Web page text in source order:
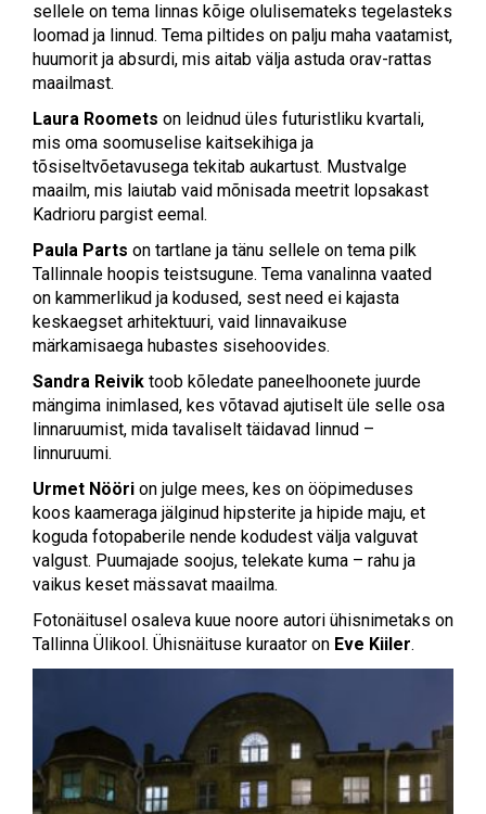
sellele on tema linnas kõige olulisemateks tegelasteks
loomad ja linnud. Tema piltides on palju maha vaatamist,
huumorit ja absurdi, mis aitab välja astuda orav-rattas
maailmast.
Laura Roomets on leidnud üles futuristliku kvartali,
mis oma soomuselise kaitsekihiga ja
tõsiseltvõetavusega tekitab aukartust. Mustvalge
maailm, mis laiutab vaid mõnisada meetrit lopsakast
Kadrioru pargist eemal.
Paula Parts on tartlane ja tänu sellele on tema pilk
Tallinnale hoopis teistsugune. Tema vanalinna vaated
on kammerlikud ja kodused, sest need ei kajasta
keskaegset arhitektuuri, vaid linnavaikuse
märkamisaega hubastes sisehoovides.
Sandra Reivik toob kõledate paneelhoonete juurde
mängima inimlased, kes võtavad ajutiselt üle selle osa
linnaruumist, mida tavaliselt täidavad linnud –
linnuruumi.
Urmet Nööri on julge mees, kes on ööpimeduses
koos kaameraga jälginud hipsterite ja hipide maju, et
koguda fotopaberile nende kodudest välja valguvat
valgust. Puumajade soojus, telekate kuma – rahu ja
vaikus keset mässavat maailma.
Fotonäitusel osaleva kuue noore autori ühisnimetaks on
Tallinna Ülikool. Ühisnäituse kuraator on Eve Kiiler.